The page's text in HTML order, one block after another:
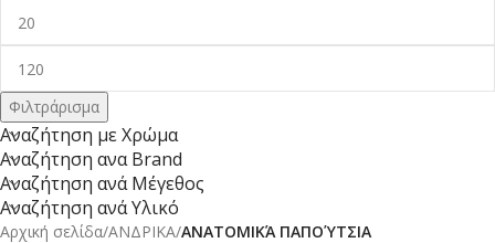
Φιλτράρισμα
Αναζήτηση με Χρώμα
Αναζήτηση ανα Brand
Αναζήτηση ανά Μέγεθος
Αναζήτηση ανά Υλικό
Αρχική σελίδα/ΑΝΔΡΙΚΑ/ΑΝΑΤΟΜΙΚΆ ΠΑΠΟΎΤΣΙΑ